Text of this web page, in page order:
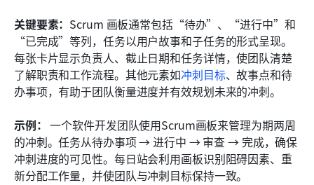
关键要素： Scrum 画板通常包括“待办”、“进行中”和
“已完成”等列，任务以用户故事和子任务的形式呈现。
每张卡片显示负责人、截止日期和任务详情，使团队清楚
了解职责和工作流程。其他元素如冲刺目标、故事点和待
办事项，有助于团队衡量进度并有效规划未来的冲刺。
示例： 一个软件开发团队使用Scrum画板来管理为期两周
的冲刺。任务从待办事项 → 进行中 → 审查 → 完成，确保
冲刺进度的可见性。每日站会利用画板识别阻碍因素、重
新分配工作量，并使团队与冲刺目标保持一致。